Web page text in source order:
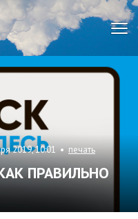
2019, 10:01 • печать
ПРАВИЛЬНО